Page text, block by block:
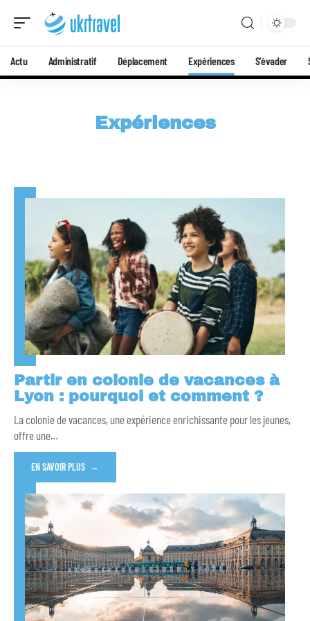
Actu Administratif Déplacement Expériences S’évader
Expériences
Partir en colonie de vacances à
Lyon : pourquoi et comment ?
La colonie de vacances, une expérience enrichissante pour les jeunes,
offre une…
EN SAVOIR PLUS